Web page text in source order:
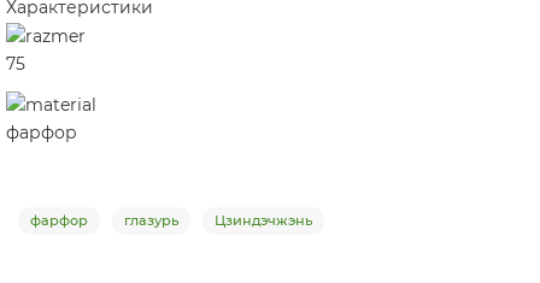
Характеристики
75
фарфор
фарфор глазурь Цзиндэчжэнь